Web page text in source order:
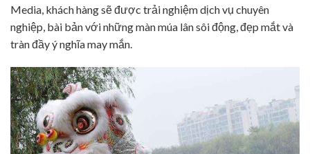
Media, khách hàng sẽ được trải nghiệm dịch vụ chuyên
nghiệp, bài bản với những màn múa lân sôi động, đẹp mắt và
tràn đầy ý nghĩa may mắn.